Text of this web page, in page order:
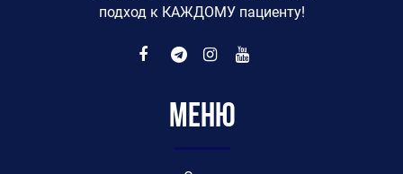
подход к КАЖДОМУ пациенту!
Меню